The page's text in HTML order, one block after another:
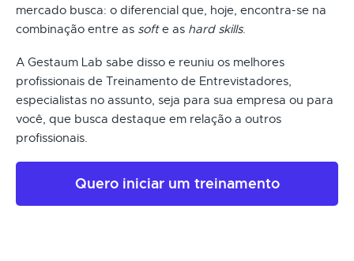
mercado busca: o diferencial que, hoje, encontra-se na
combinação entre as softe as hard skills.
A Gestaum Lab sabe disso e reuniu os melhores
profissionais de Treinamento de Entrevistadores,
especialistas no assunto, seja para sua empresa ou para
você, que busca destaque em relação a outros
profissionais.
Quero iniciar um treinamento